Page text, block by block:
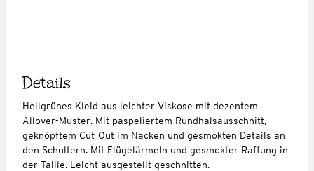
Details
Hellgrünes Kleid aus leichter Viskose mit dezentem
Allover-Muster. Mit paspeliertem Rundhalsausschnitt,
geknöpftem Cut-Out im Nacken und gesmokten Details an
den Schultern. Mit Flügelärmeln und gesmokter Raffung in
der Taille. Leicht ausgestellt geschnitten.